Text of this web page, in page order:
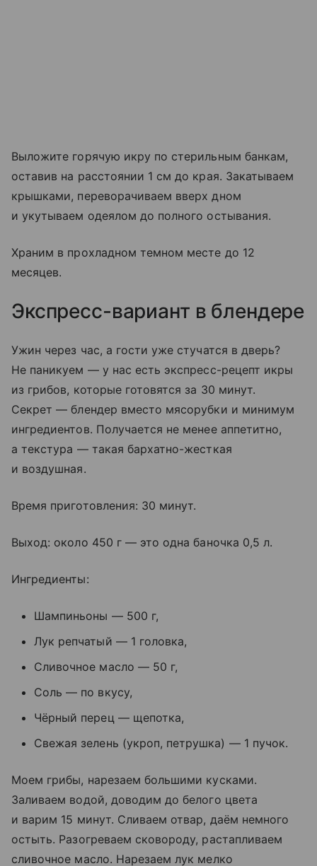
Выложите горячую икру по стерильным банкам,
оставив на расстоянии 1 см до края. Закатываем
крышками, переворачиваем вверх дном
и укутываем одеялом до полного остывания.
Храним в прохладном темном месте до 12
месяцев.
Экспресс-вариант в блендере
Ужин через час, а гости уже стучатся в дверь?
Не паникуем — у нас есть экспресс-рецепт икры
из грибов, которые готовятся за 30 минут.
Секрет — блендер вместо мясорубки и минимум
ингредиентов. Получается не менее аппетитно,
а текстура — такая бархатно-жесткая
и воздушная.
Время приготовления: 30 минут.
Выход: около 450 г — это одна баночка 0,5 л.
Ингредиенты:
Шампиньоны — 500 г,
Лук репчатый — 1 головка,
Сливочное масло — 50 г,
Соль — по вкусу,
Чёрный перец — щепотка,
Свежая зелень (укроп, петрушка) — 1 пучок.
Моем грибы, нарезаем большими кусками.
Заливаем водой, доводим до белого цвета
и варим 15 минут. Сливаем отвар, даём немного
остыть. Разогреваем сковороду, растапливаем
сливочное масло. Нарезаем лук мелко